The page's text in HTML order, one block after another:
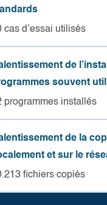
cas d’essai utilisés
de
souvent
programmes installés
de la
et sur le
fichiers copiés